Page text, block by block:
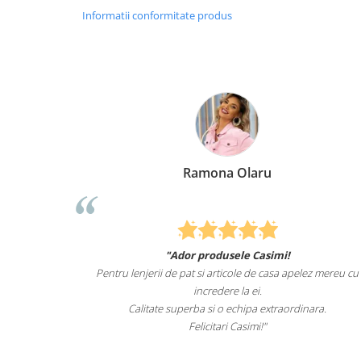
Informatii conformitate produs
si articole de casa apelez mereu cu
si o echipa extraordinara.
Felcitari oameni minunati
sunteti cei mai buni.
Recomand cu